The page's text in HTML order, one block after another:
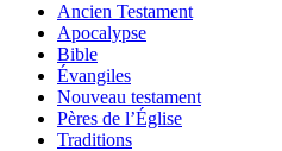
Ancien Testament
Apocalypse
Bible
Évangiles
Nouveau testament
Pères de l’Église
Traditions